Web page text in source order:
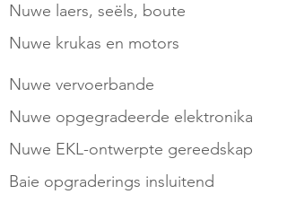
Nuwe laers, seëls, boute
Nuwe krukas en motors
Nuwe vervoerbande
Nuwe opgegradeerde elektronika
Nuwe EKL-ontwerpte gereedskap
Baie opgraderings insluitend